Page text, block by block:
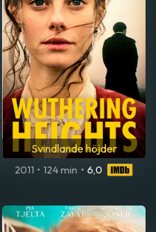
Svindlande höjder
2011 • 124 min • 6,0